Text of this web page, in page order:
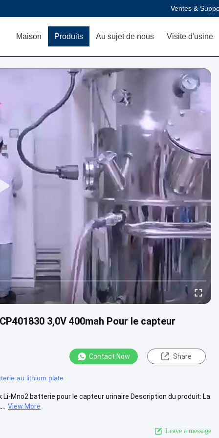
Ventes &
Maison Produits Au sujet de nous Visite d'usine
3,0V 400mah Pour le capteur
Contact Now Share
au lithium plate
Mno2 batterie pour le capteur urinaire Description du produit: La
View More
Leave a message